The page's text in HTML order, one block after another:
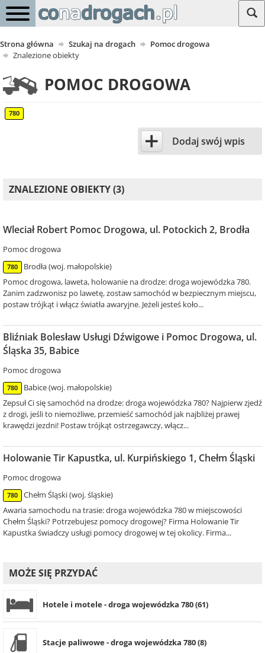
Strona główna Szukaj na drogach
Pomoc drogowa
Znalezione obiekty
POMOC DROGOWA
780
+ Dodaj swój wpis
ZNALEZIONE OBIEKTY (3)
Wleciał Robert Pomoc Drogowa, ul. Potockich 2, Brodła
Pomoc drogowa
780
Brodła (woj. małopolskie)
Pomoc drogowa, laweta, holowanie na drodze: droga wojewódzka 780.
Zanim zadzwonisz po lawetę, zostaw samochód w bezpiecznym miejscu,
postaw trójkąt i włącz światła awaryjne. Jeżeli jesteś koło...
Bliźniak Bolesław Usługi Dźwigowe i Pomoc Drogowa, ul.
Śląska 35, Babice
Pomoc drogowa
780
Babice (woj. małopolskie)
Zepsuł Ci się samochód na drodze: droga wojewódzka 780? Najpierw zjedź
z drogi, jeśli to niemożliwe, przemieść samochód jak najbliżej prawej
krawędzi jezdni! Postaw trójkąt ostrzegawczy, włącz...
Holowanie Tir Kapustka, ul. Kurpińskiego 1, Chełm Śląski
Pomoc drogowa
780
Chełm Śląski (woj. śląskie)
Awaria samochodu na trasie: droga wojewódzka 780 w miejscowości
Chełm Śląski? Potrzebujesz pomocy drogowej? Firma Holowanie Tir
Kapustka świadczy usługi pomocy drogowej w tej okolicy. Firma...
MOŻE SIĘ PRZYDAĆ
Hotele i motele - droga wojewódzka 780 (61)
Stacje paliwowe - droga wojewódzka 780 (8)